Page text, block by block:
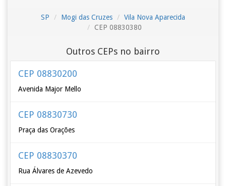
SP Mogi das Cruzes
Vila Nova Aparecida
CEP 08830380
Outros CEPs no bairro
CEP 08830200
Avenida Major Mello
CEP 08830730
Praça das Orações
CEP 08830370
Rua Álvares de Azevedo